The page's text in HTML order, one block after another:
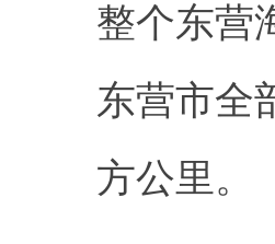
整个东营
东营市全
方公里。